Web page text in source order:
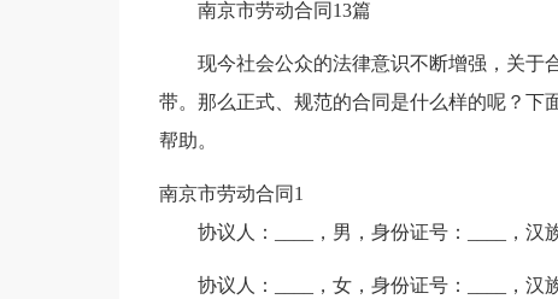
南京市劳动合同13篇
现今社会公众的法律意识不断增强，关于
带。那么正式、规范的合同是什么样的呢？下
帮助。
南京市劳动合同1
协议人：____，男，身份证号：____，汉
协议人：____，女，身份证号：____，汉